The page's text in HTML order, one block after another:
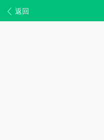
返回